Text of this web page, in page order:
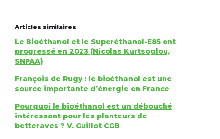
Articles similaires
Le Bioéthanol et le Superéthanol-E85 ont
progressé en 2023 (Nicolas Kurtsoglou,
SNPAA)
François de Rugy : le bioéthanol est une
source importante d’énergie en France
Pourquoi le bioéthanol est un débouché
intéressant pour les planteurs de
betteraves ? V. Guillot CGB